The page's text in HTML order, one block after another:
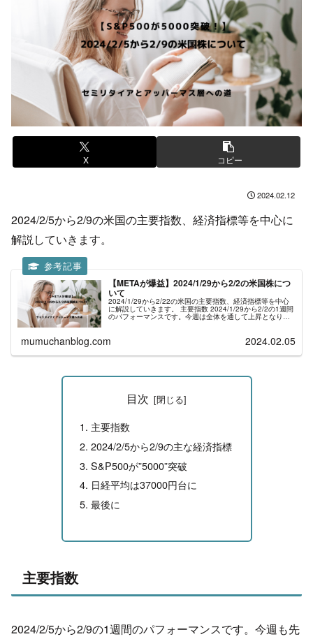
X コピー
2024.02.12
2024/2/5から2/9の米国の主要指数、経済指標等を中心に
解説していきます。
【METAが爆益】2024/1/29から2/2の米国株につ
いて
2024/1/29から2/22の米国の主要指数、経済指標等を中心
に解説していきます。 主要指数 2024/1/29から2/2の1週間
のパフォーマンスです。今週は全体を通して上昇となりま
mumuchanblog.com 2024.02.05
目次
主要指数
2024/2/5から2/9の主な経済指標
S&P500が”5000”突破
日経平均は37000円台に
最後に
主要指数
2024/2/5から2/9の1週間のパフォーマンスです。今週も先